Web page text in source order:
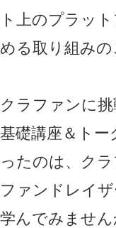
ト上のプラッ
める取り組みの
クラファンに
基礎講座＆ト
ったのは、ク
ファンドレイ
学んでみません